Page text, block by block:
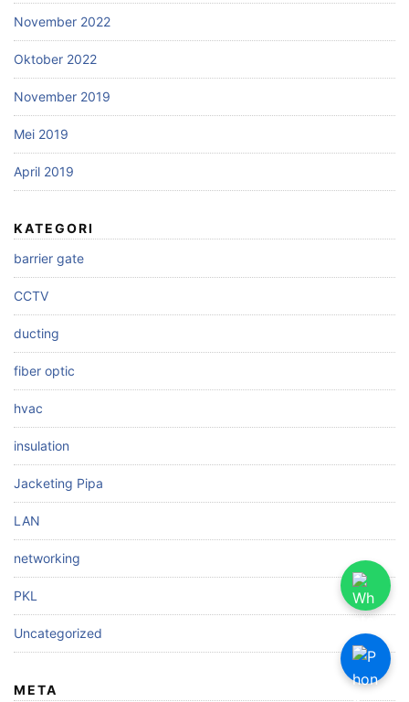
November 2022
Oktober 2022
November 2019
Mei 2019
April 2019
KATEGORI
barrier gate
CCTV
ducting
fiber optic
hvac
insulation
Jacketing Pipa
LAN
networking
PKL
Uncategorized
META